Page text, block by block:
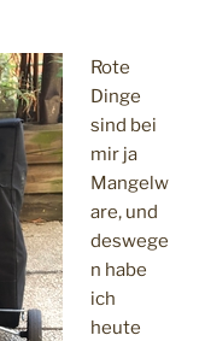
Rote
Dinge
sind bei
mir ja
Mangelw
are, und
deswege
n habe
ich
heute